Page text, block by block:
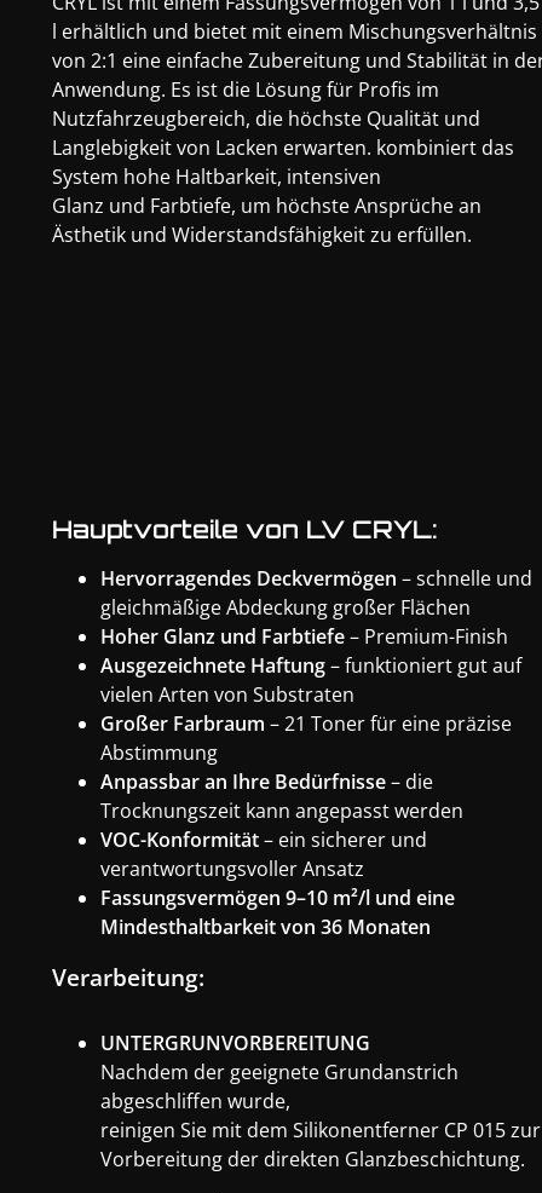
l erhältlich und bietet mit einem Mischungsverhältnis
von 2:1 eine einfache Zubereitung und Stabilität in
Anwendung. Es ist die Lösung für Profis im
Nutzfahrzeugbereich, die höchste Qualität und
Langlebigkeit von Lacken erwarten. kombiniert das
System hohe Haltbarkeit, intensiven
Glanz und Farbtiefe, um höchste Ansprüche an
Ästhetik und Widerstandsfähigkeit zu erfüllen.
Hauptvorteile von LV CRYL:
Hervorragendes Deckvermögen – schnelle und
gleichmäßige Abdeckung großer Flächen
Hoher Glanz und Farbtiefe– Premium-Finish
Ausgezeichnete Haftung– funktioniert gut auf
vielen Arten von Substraten
Großer Farbraum – 21 Toner für eine präzise
Abstimmung
Anpassbar an Ihre Bedürfnisse– die
Trocknungszeit kann angepasst werden
VOC-Konformität– ein sicherer und
verantwortungsvoller Ansatz
Fassungsvermögen 9–10 m²/l und eine
Mindesthaltbarkeit von 36 Monaten
Verarbeitung:
UNTERGRUNVORBEREITUNG
Nachdem der geeignete Grundanstrich
abgeschliffen wurde,
reinigen Sie mit dem Silikonentferner CP 015 zur
Vorbereitung der direkten Glanzbeschichtung.